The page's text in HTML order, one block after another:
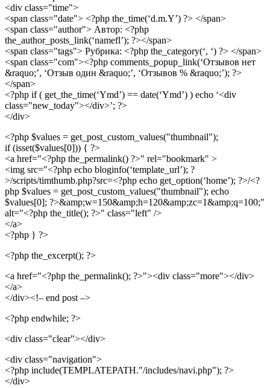
<div class="time">
<span class="date"> <?php the_time(‘d.m.Y’) ?> </span>
<span class="author"> Автор: <?php
the_author_posts_link(‘namefl’); ?></span>
<span class="tags"> Рубрика: <?php the_category(‘, ‘) ?> </span>
<span class="com"><?php comments_popup_link(‘Отзывов нет
&raquo;’, ‘Отзыв один &raquo;’, ‘Отзывов % &raquo;’); ?>
</span>
<?php if ( get_the_time(‘Ymd’) == date(‘Ymd’) ) echo ‘<div
class="new_today"></div>’; ?>
</div>
<?php $values = get_post_custom_values("thumbnail");
if (isset($values[0])) { ?>
<a href="<?php the_permalink() ?>" rel="bookmark" >
<img src="<?php echo bloginfo(‘template_url’); ?
>/scripts/timthumb.php?src=<?php echo get_option(‘home’); ?>/<?
php $values = get_post_custom_values("thumbnail"); echo
$values[0]; ?>&amp;w=150&amp;h=120&amp;zc=1&amp;q=100;"
alt="<?php the_title(); ?>" class="left" />
</a>
<?php } ?>
<?php the_excerpt(); ?>
<a href="<?php the_permalink(); ?>"><div class="more"></div>
</a>
</div><!– end post –>
<?php endwhile; ?>
<div class="clear"></div>
<div class="navigation">
<?php include(TEMPLATEPATH."/includes/navi.php"); ?>
</div>